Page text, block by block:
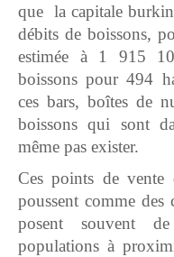
que la capitale
débits de boissons,
estimée à 1 915
boissons pour 494
ces bars, boîtes de
boissons qui sont
même pas exister.
Ces points de vente
poussent comme des
posent souvent
populations à